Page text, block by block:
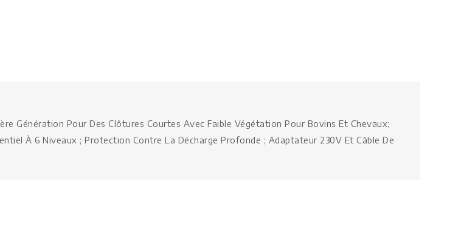
Génération Pour Des Clôtures Courtes Avec Faible Végétation Pour Bovins Et Chevaux;
À 6 Niveaux ; Protection Contre La Décharge Profonde ; Adaptateur 230V Et Câble De